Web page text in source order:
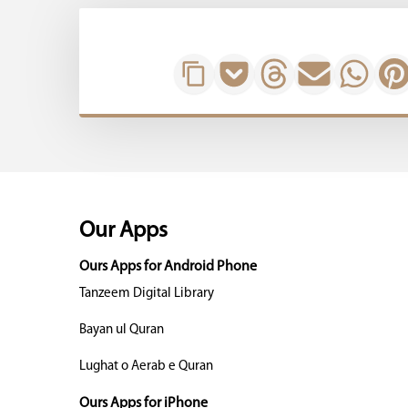
Our Apps
Ours Apps for Android Phone
Tanzeem Digital Library
Bayan ul Quran
Lughat o Aerab e Quran
Ours Apps for iPhone